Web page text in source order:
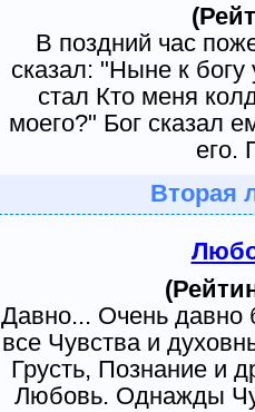
В поздний час
сказал: "Ныне к
стал Кто меня
моего?" Бог сказал
его.
Вторая
Давно... Очень давно
все Чувства и
Грусть, Познание и
Любовь. Однажды